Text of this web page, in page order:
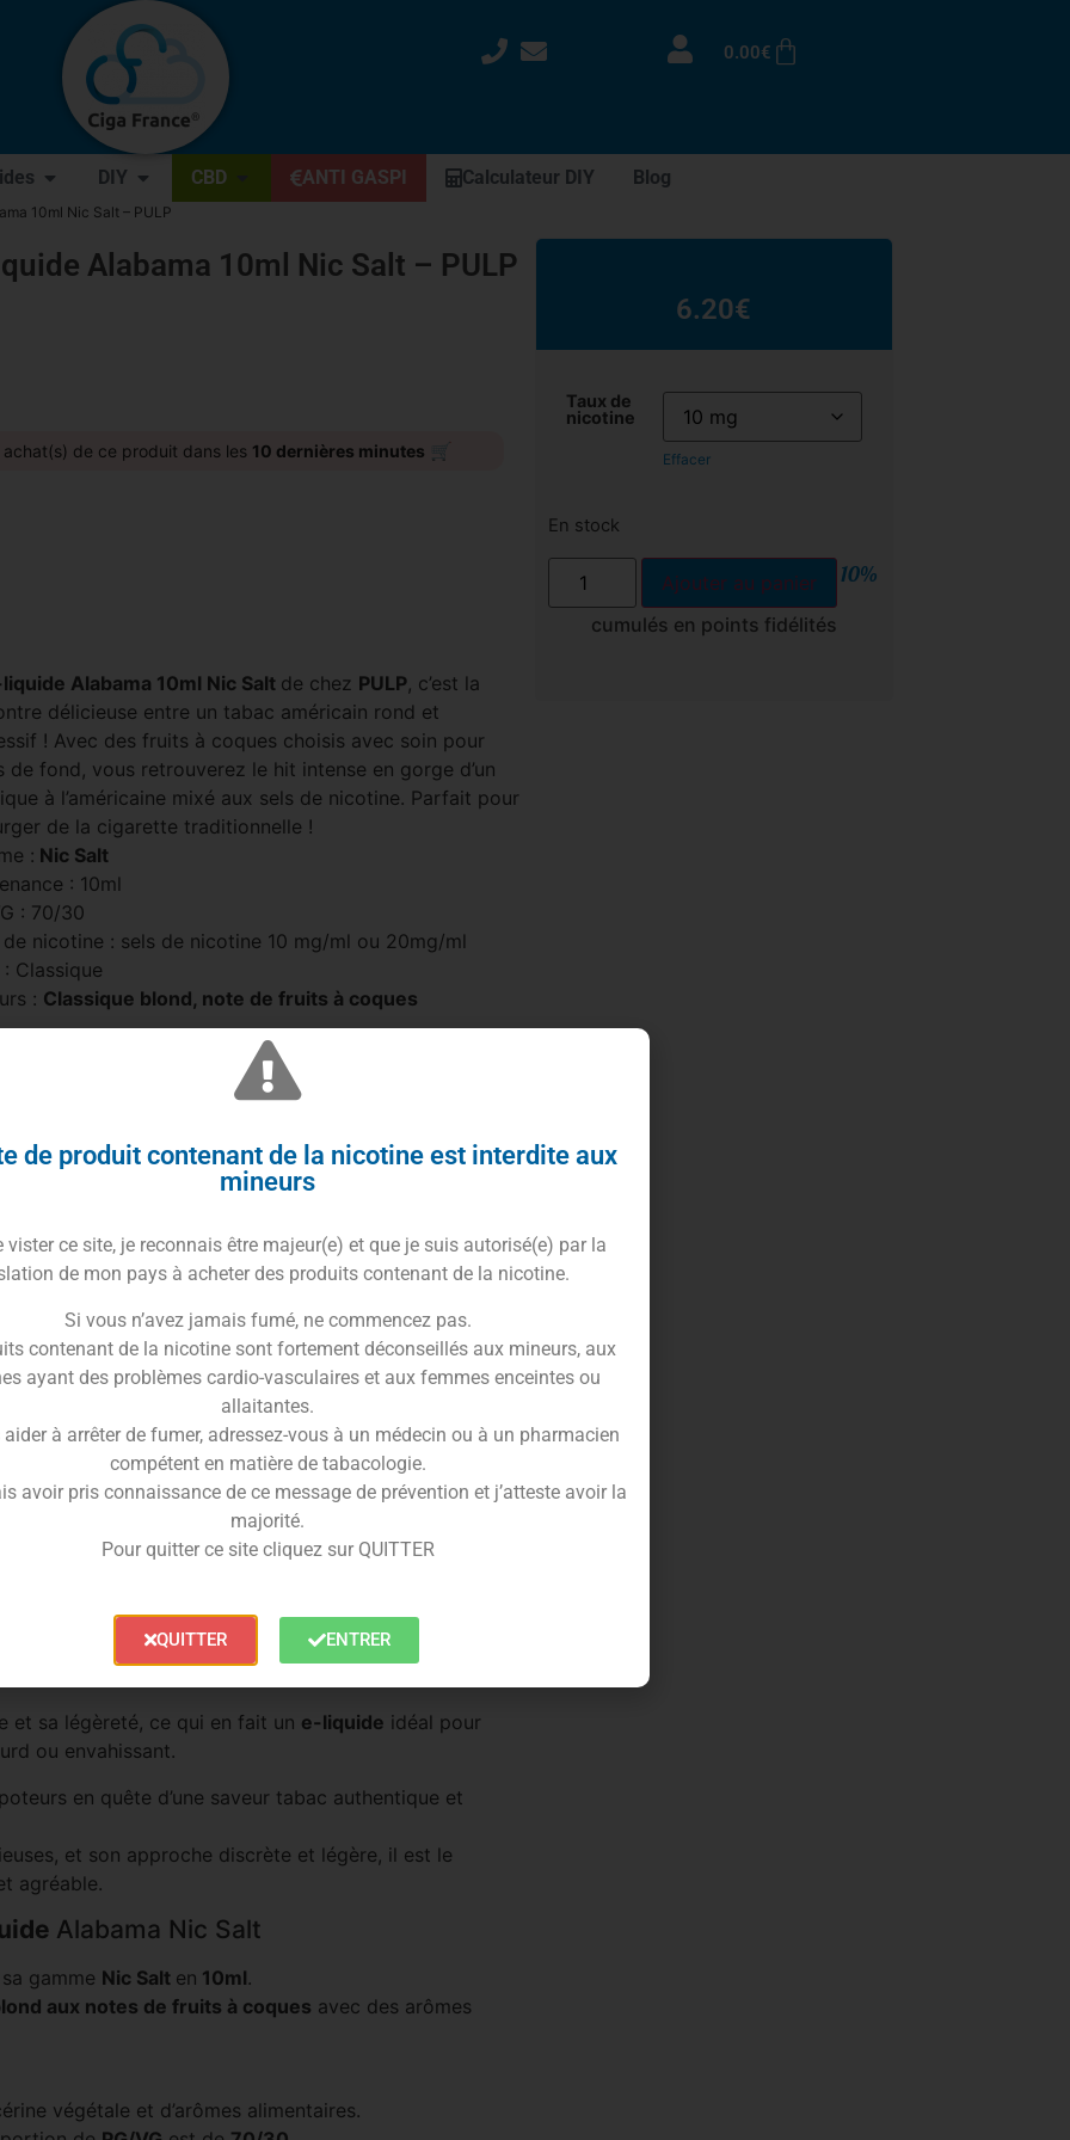
0.00€
DIY CBD ANTI GASPI Calculateur DIY Blog
10ml Nic Salt – PULP
Alabama 10ml Nic Salt – PULP
achat(s) de ce produit dans les 10 dernières minutes 🛒
Alabama 10ml Nic Salt de chez PULP, c’est la
délicieuse entre un tabac américain rond et
! Avec des fruits à coques choisis avec soin pour
de fond, vous retrouverez le hit intense en gorge d’un
à l’américaine mixé aux sels de nicotine. Parfait pour
de la cigarette traditionnelle !
: Nic Salt
: 10ml
: 70/30
de nicotine : sels de nicotine 10 mg/ml ou 20mg/ml
Classique
: Classique blond, note de fruits à coques
6.20€
Taux de
nicotine
Effacer
En stock
Ajouter au panier 10%
cumulés en points fidélités
aux notes de fruits à coques !
10ml Alabamaen version sel de nicotine !
offre une expérience gustative unique grâce à sa
dosé pour renforcer legoût tabac traditionnel
ce qui en fait un choix idéal pour les
de leur cigarette traditionnelle.
des saveurscendrées ou métalliques qui peuvent
et sa légèreté, ce qui en fait un e-liquide idéal pour
ou envahissant.
en quête d’une saveur tabac authentique et
et son approche discrète et légère, il est le
agréable.
Alabama Nic Salt
gamme Nic Salt en 10ml.
aux notes de fruits à coques avec des arômes
végétale et d’arômes alimentaires.
de produit contenant de la nicotine est interdite aux
mineurs
vister ce site, je reconnais être majeur(e) et que je suis autorisé(e) par la
de mon pays à acheter des produits contenant de la nicotine.
Si vous n’avez jamais fumé, ne commencez pas.
contenant de la nicotine sont fortement déconseillés aux mineurs, aux
ayant des problèmes cardio-vasculaires et aux femmes enceintes ou
allaitantes.
à arrêter de fumer, adressez-vous à un médecin ou à un pharmacien
compétent en matière de tabacologie.
avoir pris connaissance de ce message de prévention et j’atteste avoir la
majorité.
Pour quitter ce site cliquez sur QUITTER
QUITTER ENTRER